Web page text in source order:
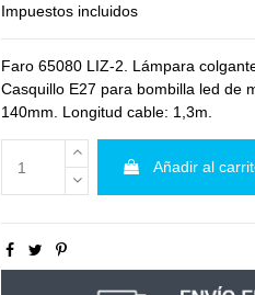
Impuestos incluidos
Faro 65080 LIZ-2. Lámpara
Casquillo E27 para bombilla led de
140mm. Longitud cable: 1,3m.
Añadir al